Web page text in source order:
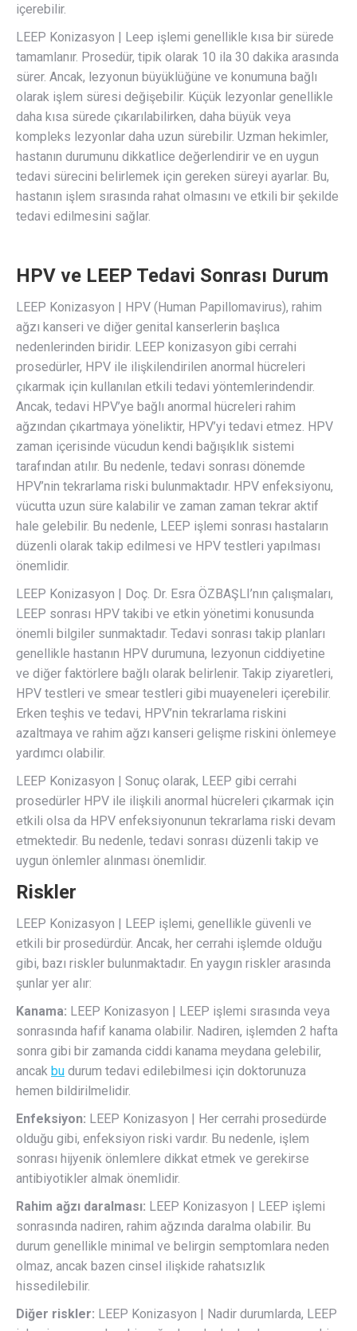
içerebilir.
LEEP Konizasyon | Leep işlemi genellikle kısa bir sürede
tamamlanır. Prosedür, tipik olarak 10 ila 30 dakika arasında
sürer. Ancak, lezyonun büyüklüğüne ve konumuna bağlı
olarak işlem süresi değişebilir. Küçük lezyonlar genellikle
daha kısa sürede çıkarılabilirken, daha büyük veya
kompleks lezyonlar daha uzun sürebilir. Uzman hekimler,
hastanın durumunu dikkatlice değerlendirir ve en uygun
tedavi sürecini belirlemek için gereken süreyi ayarlar. Bu,
hastanın işlem sırasında rahat olmasını ve etkili bir şekilde
tedavi edilmesini sağlar.
HPV ve LEEP Tedavi Sonrası Durum
LEEP Konizasyon | HPV (Human Papillomavirus), rahim
ağzı kanseri ve diğer genital kanserlerin başlıca
nedenlerinden biridir. LEEP konizasyon gibi cerrahi
prosedürler, HPV ile ilişkilendirilen anormal hücreleri
çıkarmak için kullanılan etkili tedavi yöntemlerindendir.
Ancak, tedavi HPV’ye bağlı anormal hücreleri rahim
ağzından çıkartmaya yöneliktir, HPV’yi tedavi etmez. HPV
zaman içerisinde vücudun kendi bağışıklık sistemi
tarafından atılır. Bu nedenle, tedavi sonrası dönemde
HPV’nin tekrarlama riski bulunmaktadır. HPV enfeksiyonu,
vücutta uzun süre kalabilir ve zaman zaman tekrar aktif
hale gelebilir. Bu nedenle, LEEP işlemi sonrası hastaların
düzenli olarak takip edilmesi ve HPV testleri yapılması
önemlidir.
LEEP Konizasyon | Doç. Dr. Esra ÖZBAŞLI’nın çalışmaları,
LEEP sonrası HPV takibi ve etkin yönetimi konusunda
önemli bilgiler sunmaktadır. Tedavi sonrası takip planları
genellikle hastanın HPV durumuna, lezyonun ciddiyetine
ve diğer faktörlere bağlı olarak belirlenir. Takip ziyaretleri,
HPV testleri ve smear testleri gibi muayeneleri içerebilir.
Erken teşhis ve tedavi, HPV’nin tekrarlama riskini
azaltmaya ve rahim ağzı kanseri gelişme riskini önlemeye
yardımcı olabilir.
LEEP Konizasyon | Sonuç olarak, LEEP gibi cerrahi
prosedürler HPV ile ilişkili anormal hücreleri çıkarmak için
etkili olsa da HPV enfeksiyonunun tekrarlama riski devam
etmektedir. Bu nedenle, tedavi sonrası düzenli takip ve
uygun önlemler alınması önemlidir.
Riskler
LEEP Konizasyon | LEEP işlemi, genellikle güvenli ve
etkili bir prosedürdür. Ancak, her cerrahi işlemde olduğu
gibi, bazı riskler bulunmaktadır. En yaygın riskler arasında
şunlar yer alır:
Kanama: LEEP Konizasyon | LEEP işlemi sırasında veya
sonrasında hafif kanama olabilir. Nadiren, işlemden 2 hafta
sonra gibi bir zamanda ciddi kanama meydana gelebilir,
ancak bu durum tedavi edilebilmesi için doktorunuza
hemen bildirilmelidir.
Enfeksiyon: LEEP Konizasyon | Her cerrahi prosedürde
olduğu gibi, enfeksiyon riski vardır. Bu nedenle, işlem
sonrası hijyenik önlemlere dikkat etmek ve gerekirse
antibiyotikler almak önemlidir.
Rahim ağzı daralması: LEEP Konizasyon | LEEP işlemi
sonrasında nadiren, rahim ağzında daralma olabilir. Bu
durum genellikle minimal ve belirgin semptomlara neden
olmaz, ancak bazen cinsel ilişkide rahatsızlık
hissedilebilir.
Diğer riskler: LEEP Konizasyon | Nadir durumlarda, LEEP